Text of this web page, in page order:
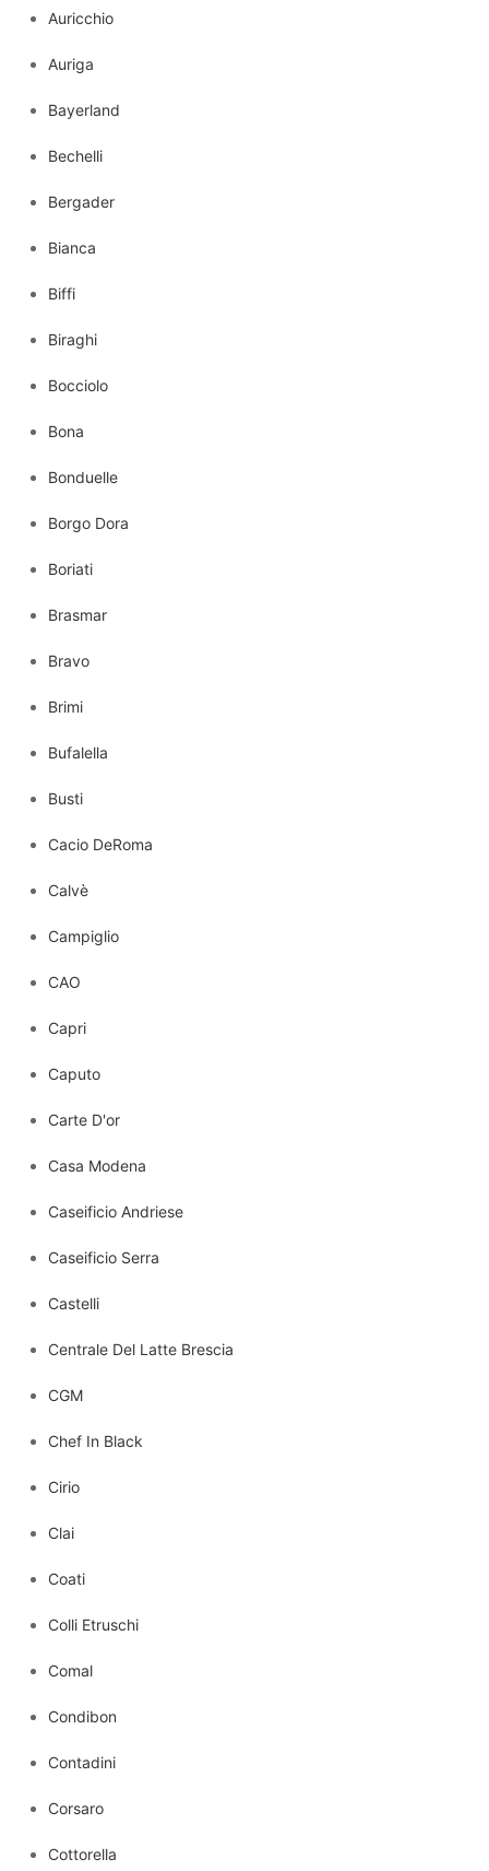
Auricchio
Auriga
Bayerland
Bechelli
Bergader
Bianca
Biffi
Biraghi
Bocciolo
Bona
Bonduelle
Borgo Dora
Boriati
Brasmar
Bravo
Brimi
Bufalella
Busti
Cacio DeRoma
Calvè
Campiglio
CAO
Capri
Caputo
Carte D'or
Casa Modena
Caseificio Andriese
Caseificio Serra
Castelli
Centrale Del Latte Brescia
CGM
Chef In Black
Cirio
Clai
Coati
Colli Etruschi
Comal
Condibon
Contadini
Corsaro
Cottorella